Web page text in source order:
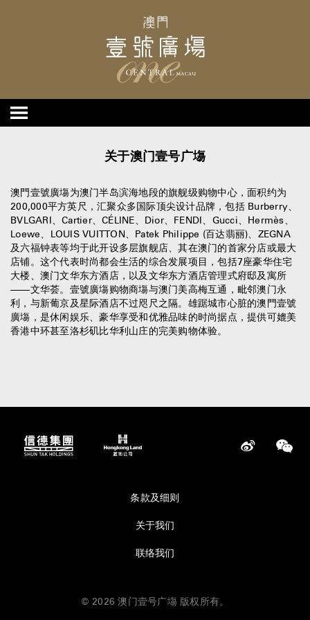
关于澳门壹号广塲
澳門壹號廣塲为澳门半岛滨海地段的旗舰级购物中心，面积约为
200,000平方英尺，汇聚众多国际顶尖设计品牌，包括 Burberry、
BVLGARI、Cartier、CÉLINE、Dior、FENDI、Gucci、Hermès、
Loewe、LOUIS VUITTON、Patek Philippe (百达翡丽)、ZEGNA
及六福钟表等均于此开设多层旗舰店、其在澳门的首家分店或最大
店铺。这个代表时尚都会生活的综合发展项目，包括7座豪华住宅
大楼、澳门文华东方酒店，以及文华东方酒店管理式府邸及寓所
——文华荟。壹號廣塲购物商塲与澳门美高梅互通，毗邻澳门永
利，与新葡京及星际酒店不过咫尺之隔。雄踞城市心脏的澳門壹號
廣塲，是休闲娱乐、豪华享受和优雅品味的时尚据点，提供可媲美
香港中环甚至洛杉矶比华利山庄的完美购物体验。
条款及细则
关于我们
联络我们
© 2026 澳门壹号广塲 版权所有。